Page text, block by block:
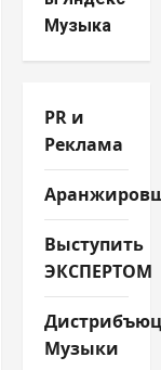
Музыка
PR и
Реклама
Выступить
ЭКСПЕРТОМ
Музыки